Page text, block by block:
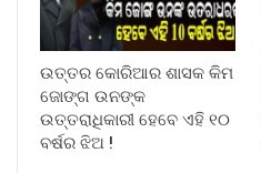
ଉତ୍ତର କୋରିଆର ଶାସକ କିମ
ଜୋଙ୍ଗ ଉନଙ୍କ
ଉତ୍ତରାଧିକାରୀ ହେବେ ଏହି ୧୦
ବର୍ଷର ଝିଅ !